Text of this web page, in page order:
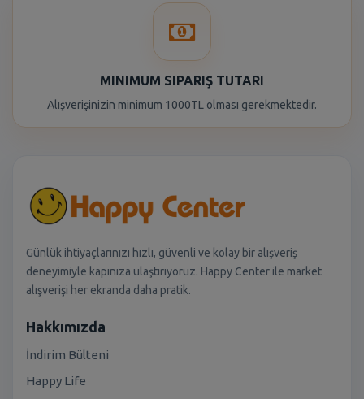
MINIMUM SIPARIŞ TUTARI
Alışverişinizin minimum 1000TL olması gerekmektedir.
Günlük ihtiyaçlarınızı hızlı, güvenli ve kolay bir alışveriş
deneyimiyle kapınıza ulaştırıyoruz. Happy Center ile market
alışverişi her ekranda daha pratik.
Hakkımızda
İndirim Bülteni
Happy Life